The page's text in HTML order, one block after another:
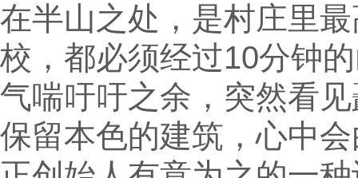
在半山之处，是村庄里
校，都必须经过10分钟
气喘吁吁之余，突然看
保留本色的建筑，心中